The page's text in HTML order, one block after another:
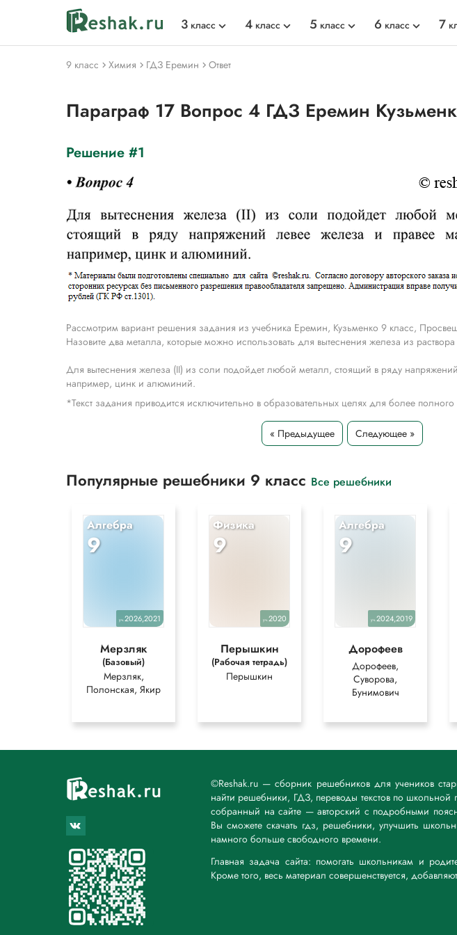
3 класс 4 класс 5 класс 6 класс 7
9 класс Химия ГДЗ Еремин Ответ
Параграф 17 Вопрос 4 ГДЗ Еремин
Решение #1
Рассмотрим вариант решения задания из учебника Еремин, Кузьменко 9 класс,
Назовите два металла, которые можно использовать для вытеснения железа из раствора
Для вытеснения железа (II) из соли подойдет любой металл, стоящий в ряду
например, цинк и алюминий.
*Текст задания приводится исключительно в образовательных целях для более
« Предыдущее Следующее »
Популярные решебники 9 класс Все решебники
Алгебра
9
уч.2026,2021
Мерзляк
(Базовый)
Мерзляк,
Полонская, Якир
Физика
9
уч.2020
Перышкин
(Рабочая тетрадь)
Перышкин
Алгебра
9
уч.2024,2019
Дорофеев
Дорофеев,
Суворова,
Бунимович
©Reshak.ru — сборник решебников для учеников
найти решебники, ГДЗ, переводы текстов по школьной
собранный на сайте — авторский с подробными
Вы сможете скачать гдз, решебники, улучшить
намного больше свободного времени.
Главная задача сайта: помогать школьникам и
Кроме того, весь материал совершенствуется,